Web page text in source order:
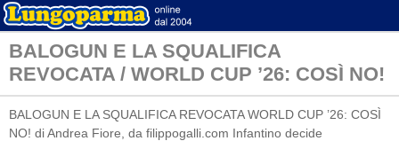
BALOGUN E LA SQUALIFICA
REVOCATA / WORLD CUP ’26: COSÌ NO!
BALOGUN E LA SQUALIFICA REVOCATA WORLD CUP ’26: COSÌ
NO! di Andrea Fiore, da filippogalli.com Infantino decide